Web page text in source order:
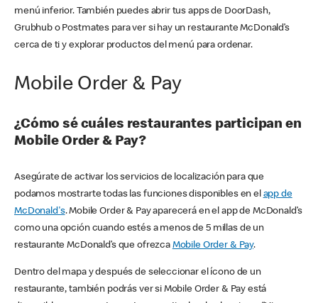
menú inferior. También puedes abrir tus apps de DoorDash,
Grubhub o Postmates para ver si hay un restaurante McDonald’s
cerca de ti y explorar productos del menú para ordenar.
Mobile Order & Pay
¿Cómo sé cuáles restaurantes participan en
Mobile Order & Pay?
Asegúrate de activar los servicios de localización para que
podamos mostrarte todas las funciones disponibles en el app de
McDonald's. Mobile Order & Pay aparecerá en el app de McDonald’s
como una opción cuando estés a menos de 5 millas de un
restaurante McDonald’s que ofrezca Mobile Order & Pay.
Dentro del mapa y después de seleccionar el ícono de un
restaurante, también podrás ver si Mobile Order & Pay está